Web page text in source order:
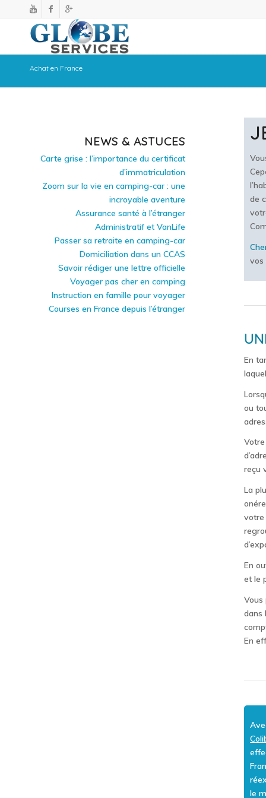
Achat en France
de
vos
En
ou
reçu
La
votre
En
et le
Vous
dans
En
le
NEWS & ASTUCES
Carte grise : l’importance du certificat
d’immatriculation
Zoom sur la vie en camping-car : une
incroyable aventure
Assurance santé à l’étranger
Administratif et VanLife
Passer sa retraite en camping-car
Domiciliation dans un CCAS
Savoir rédiger une lettre officielle
Voyager pas cher en camping
Instruction en famille pour voyager
Courses en France depuis l’étranger